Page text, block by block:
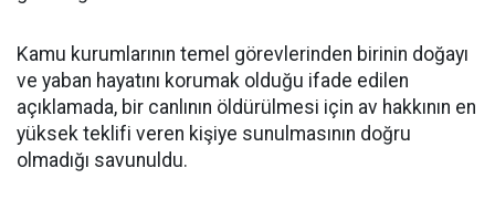
Kamu kurumlarının temel görevlerinden birinin doğayı
ve yaban hayatını korumak olduğu ifade edilen
açıklamada, bir canlının öldürülmesi için av hakkının en
yüksek teklifi veren kişiye sunulmasının doğru
olmadığı savunuldu.